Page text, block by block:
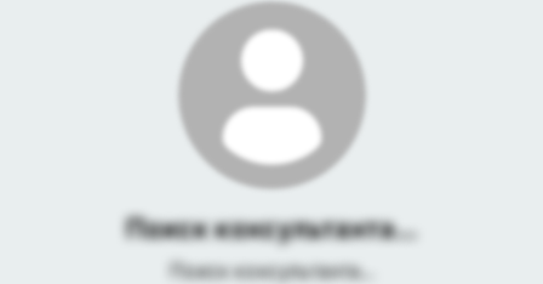
Поиск консультанта...
Поиск консультанта...